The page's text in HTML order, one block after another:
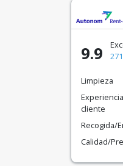
9.9
Limpieza
cliente
Recogida/
Calidad/